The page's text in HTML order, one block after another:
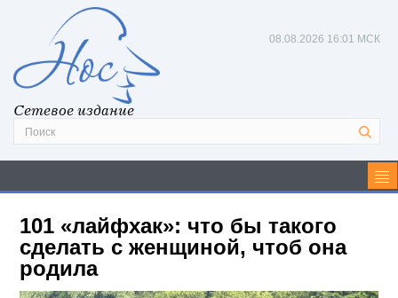
Сетевое издание
08.08.2026 16:01 МСК
101 «лайфхак»: что бы такого
сделать с женщиной, чтоб она
родила